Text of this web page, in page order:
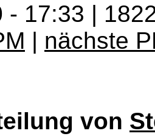
- 17:33 |
| nächste
von